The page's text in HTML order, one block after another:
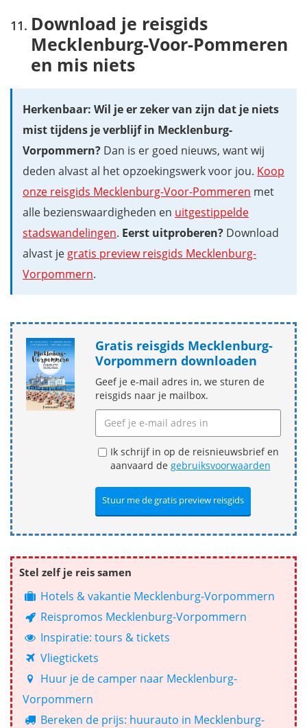
Download je reisgids
Mecklenburg-Voor-Pommeren
en mis niets
Herkenbaar: Wil je er zeker van zijn dat je niets
mist tijdens je verblijf in Mecklenburg-
Vorpommern? Dan is er goed nieuws, want wij
deden alvast al het opzoekingswerk voor jou. Koop
onze reisgids Mecklenburg-Voor-Pommeren met
alle bezienswaardigheden en uitgestippelde
stadswandelingen. Eerst uitproberen? Download
alvast je gratis preview reisgids Mecklenburg-
Vorpommern.
Gratis reisgids Mecklenburg-
Vorpommern downloaden
Geef je e-mail adres in, we sturen de
reisgids naar je mailbox.
Ik schrijf in op de reisnieuwsbrief en
aanvaard de gebruiksvoorwaarden
Stel zelf je reis samen
Hotels & vakantie Mecklenburg-Vorpommern
Reispromos Mecklenburg-Vorpommern
Inspiratie: tours & tickets
Vliegtickets
Huur je de camper naar Mecklenburg-
Vorpommern
Bereken de prijs: huurauto in Mecklenburg-